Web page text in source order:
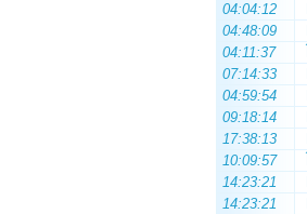
04:04:12
04:48:09
04:11:37
07:14:33
04:59:54
09:18:14
17:38:13
10:09:57
14:23:21
14:23:21